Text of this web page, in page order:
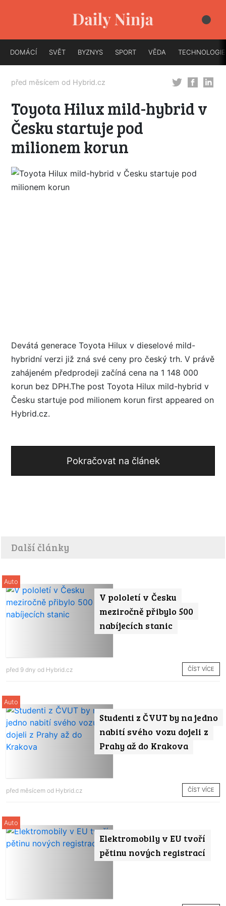
DOMÁCÍ SVĚT BYZNYS SPORT VĚDA TECHNOLOGIE
před měsícem od Hybrid.cz
Toyota Hilux mild-hybrid v
Česku startuje pod
milionem korun
Devátá generace Toyota Hilux v dieselové mild-
hybridní verzi již zná své ceny pro český trh. V právě
zahájeném předprodeji začíná cena na 1 148 000
korun bez DPH.The post Toyota Hilux mild-hybrid v
Česku startuje pod milionem korun first appeared on
Hybrid.cz.
Pokračovat na článek
Další články
V pololetí v Česku
meziročně přibylo 500
nabíjecích stanic
Auto
před 9 dny od Hybrid.cz ČÍST VÍCE
Studenti z ČVUT by na jedno
nabití svého vozu dojeli z
Prahy až do Krakova
Auto
před měsícem od Hybrid.cz ČÍST VÍCE
Elektromobily v EU tvoří
pětinu nových registrací
Auto